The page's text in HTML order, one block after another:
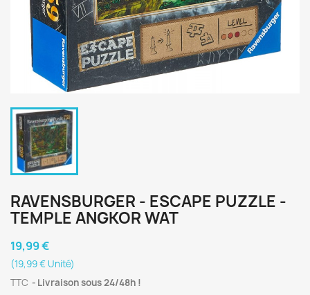
RAVENSBURGER - ESCAPE PUZZLE -
TEMPLE ANGKOR WAT
19,99 €
(19,99 € Unité)
TTC
Livraison sous 24/48h !